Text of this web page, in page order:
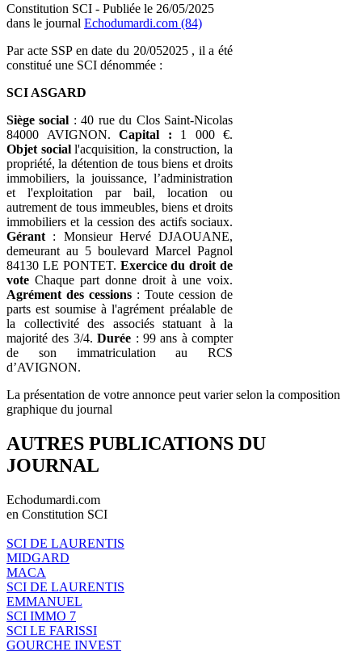
Constitution SCI - Publiée le 26/05/2025
dans le journal Echodumardi.com (84)
Par acte SSP en date du 20/052025 , il a été
constitué une SCI dénommée :
SCI ASGARD
Siège social : 40 rue du Clos Saint-Nicolas
84000 AVIGNON. Capital : 1 000 €.
Objet sociall'acquisition, la construction, la
propriété, la détention de tous biens et droits
immobiliers, la jouissance, l’administration
et l'exploitation par bail, location ou
autrement de tous immeubles, biens et droits
immobiliers et la cession des actifs sociaux.
Gérant : Monsieur Hervé DJAOUANE,
demeurant au 5 boulevard Marcel Pagnol
84130 LE PONTET. Exercice du droit de
vote Chaque part donne droit à une voix.
Agrément des cessions : Toute cession de
parts est soumise à l'agrément préalable de
la collectivité des associés statuant à la
majorité des 3/4.Durée : 99 ans à compter
de son immatriculation au RCS
d’AVIGNON.
La présentation de votre annonce peut varier selon la composition
graphique du journal
AUTRES PUBLICATIONS DU
JOURNAL
Echodumardi.com
en Constitution SCI
SCI DE LAURENTIS
MIDGARD
MACA
SCI DE LAURENTIS
EMMANUEL
SCI IMMO 7
SCI LE FARISSI
GOURCHE INVEST